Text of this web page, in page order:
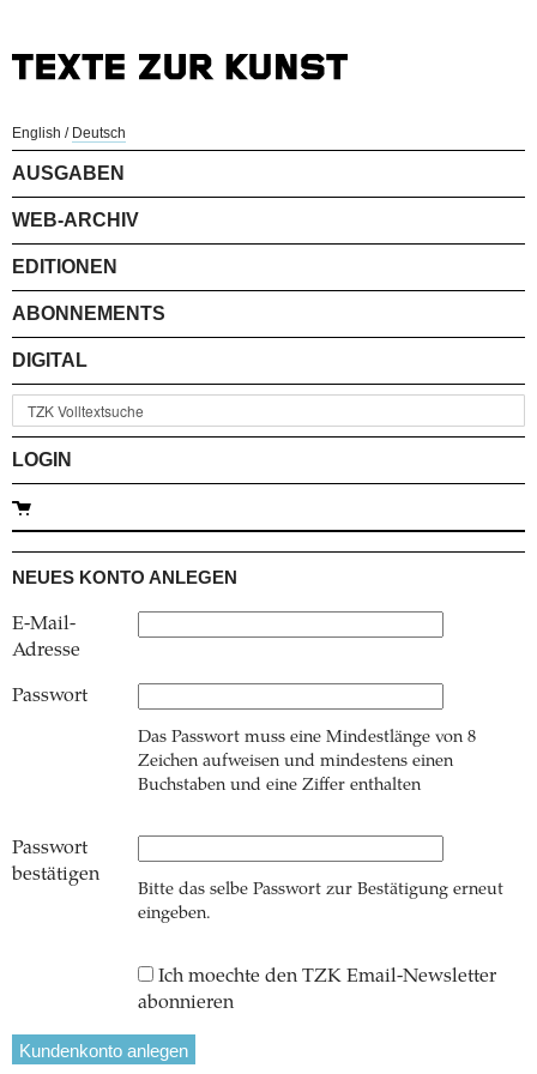
English / Deutsch
AUSGABEN
WEB-ARCHIV
EDITIONEN
ABONNEMENTS
DIGITAL
LOGIN
NEUES KONTO ANLEGEN
E-Mail-
Adresse
Passwort
Das Passwort muss eine Mindestlänge von 8
Zeichen aufweisen und mindestens einen
Buchstaben und eine Ziffer enthalten
Passwort
bestätigen
Bitte das selbe Passwort zur Bestätigung erneut
eingeben.
Ich moechte den TZK Email-Newsletter
abonnieren